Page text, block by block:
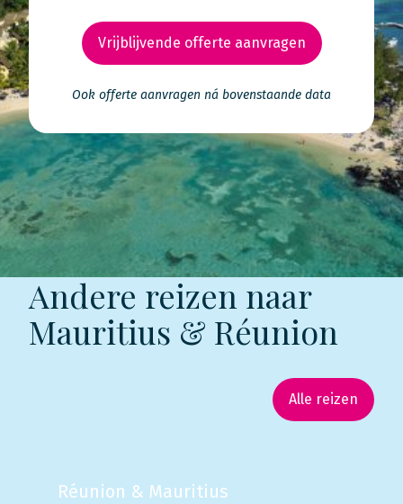
Vrijblijvende offerte aanvragen
Ook offerte aanvragen ná bovenstaande data
Andere reizen naar
Mauritius & Réunion
Alle reizen
Réunion & Mauritius